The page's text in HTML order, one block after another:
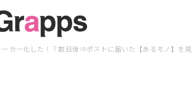
カー化した！？数日後⇒ポストに届いた【あるモノ】を